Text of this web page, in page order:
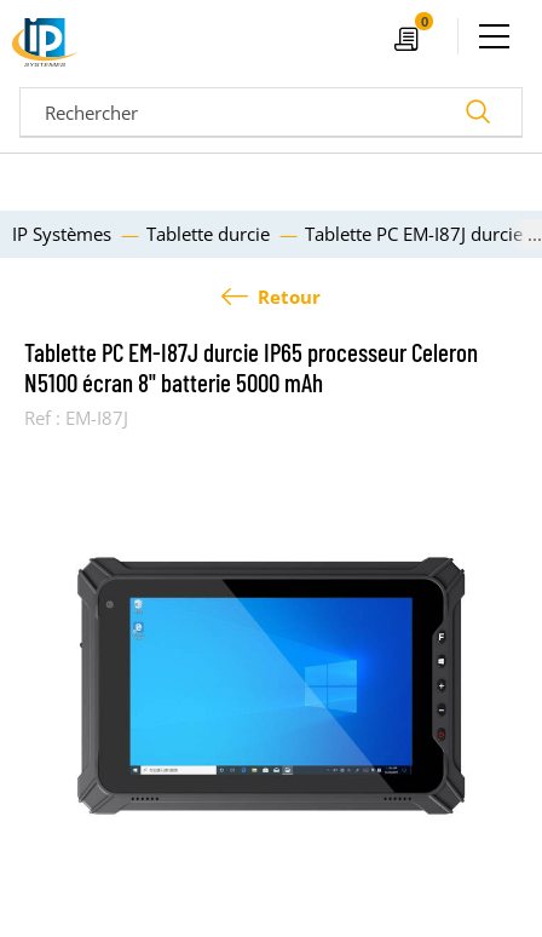
0
Devis Ouvrir le menu
IP Systèmes Tablette durcie Tablette PC EM-I87J durcie
Retour
Tablette PC EM-I87J durcie IP65 processeur Celeron
N5100 écran 8" batterie 5000 mAh
Ref : EM-I87J